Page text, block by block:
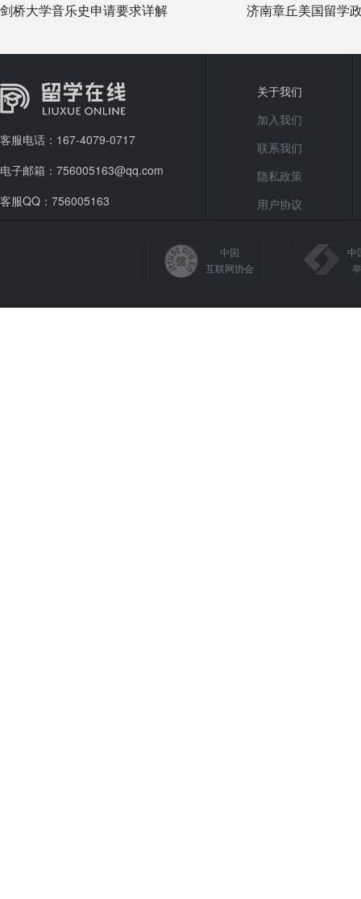
剑桥大学音乐史申请要求详解
济南章丘美国留学
客服电话：167-4079-0717
电子邮箱：756005163@qq.com
客服QQ：756005163
关于我们
加入我们
联系我们
隐私政策
用户协议
中国
互联网协会
中